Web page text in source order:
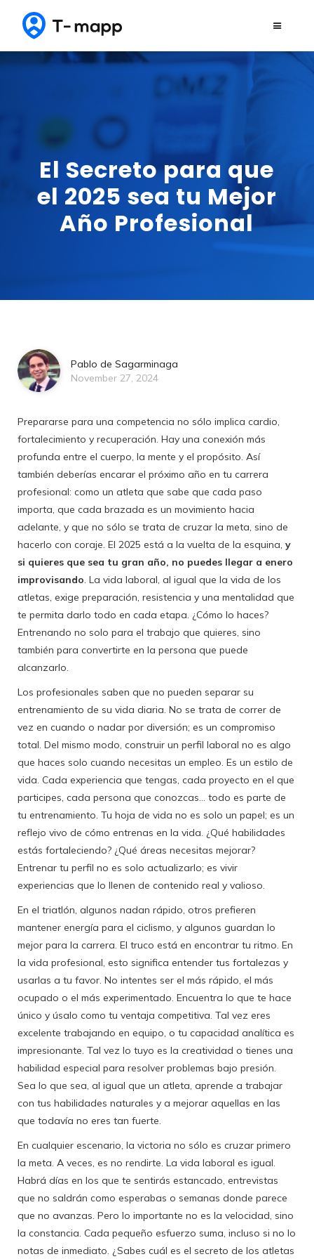
El Secreto para que
el 2025 sea tu Mejor
Año Profesional
Pablo de Sagarminaga
November 27, 2024
Prepararse para una competencia no sólo implica cardio,
fortalecimiento y recuperación. Hay una conexión más
profunda entre el cuerpo, la mente y el propósito. Así
también deberías encarar el próximo año en tu carrera
profesional: como un atleta que sabe que cada paso
importa, que cada brazada es un movimiento hacia
adelante, y que no sólo se trata de cruzar la meta, sino de
hacerlo con coraje. El 2025 está a la vuelta de la esquina, y
si quieres que sea tu gran año, no puedes llegar a enero
improvisando. La vida laboral, al igual que la vida de los
atletas, exige preparación, resistencia y una mentalidad que
te permita darlo todo en cada etapa. ¿Cómo lo haces?
Entrenando no solo para el trabajo que quieres, sino
también para convertirte en la persona que puede
alcanzarlo.
Los profesionales saben que no pueden separar su
entrenamiento de su vida diaria. No se trata de correr de
vez en cuando o nadar por diversión; es un compromiso
total. Del mismo modo, construir un perfil laboral no es algo
que haces solo cuando necesitas un empleo. Es un estilo de
vida. Cada experiencia que tengas, cada proyecto en el que
participes, cada persona que conozcas… todo es parte de
tu entrenamiento. Tu hoja de vida no es solo un papel; es un
reflejo vivo de cómo entrenas en la vida. ¿Qué habilidades
estás fortaleciendo? ¿Qué áreas necesitas mejorar?
Entrenar tu perfil no es solo actualizarlo; es vivir
experiencias que lo llenen de contenido real y valioso.
En el triatlón, algunos nadan rápido, otros prefieren
mantener energía para el ciclismo, y algunos guardan lo
mejor para la carrera. El truco está en encontrar tu ritmo. En
la vida profesional, esto significa entender tus fortalezas y
usarlas a tu favor. No intentes ser el más rápido, el más
ocupado o el más experimentado. Encuentra lo que te hace
único y úsalo como tu ventaja competitiva. Tal vez eres
excelente trabajando en equipo, o tu capacidad analítica es
impresionante. Tal vez lo tuyo es la creatividad o tienes una
habilidad especial para resolver problemas bajo presión.
Sea lo que sea, al igual que un atleta, aprende a trabajar
con tus habilidades naturales y a mejorar aquellas en las
que todavía no eres tan fuerte.
En cualquier escenario, la victoria no sólo es cruzar primero
la meta. A veces, es no rendirte. La vida laboral es igual.
Habrá días en los que te sentirás estancado, entrevistas
que no saldrán como esperabas o semanas donde parece
que no avanzas. Pero lo importante no es la velocidad, sino
la constancia. Cada pequeño esfuerzo suma, incluso si no lo
notas de inmediato. ¿Sabes cuál es el secreto de los atletas